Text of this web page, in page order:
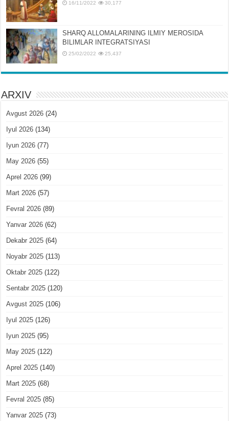
16/11/2022 30,177
SHARQ ALLOMALARINING ILMIY MЕROSIDA
BILIMLAR INTЕGRATSIYASI
25/02/2022 25,437
ARXIV
Avgust 2026 (24)
Iyul 2026 (134)
Iyun 2026 (77)
May 2026 (55)
Aprel 2026 (99)
Mart 2026 (57)
Fevral 2026 (89)
Yanvar 2026 (62)
Dekabr 2025 (64)
Noyabr 2025 (113)
Oktabr 2025 (122)
Sentabr 2025 (120)
Avgust 2025 (106)
Iyul 2025 (126)
Iyun 2025 (95)
May 2025 (122)
Aprel 2025 (140)
Mart 2025 (68)
Fevral 2025 (85)
Yanvar 2025 (73)